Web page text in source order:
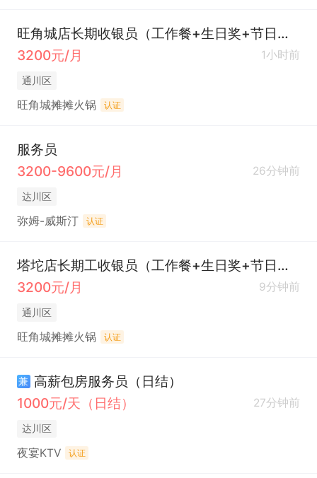
旺角城店长期收银员（工作餐+生日奖+节日福利）
3200元/月
1小时前
通川区
旺角城摊摊火锅 认证
服务员
3200-9600元/月
26分钟前
达川区
弥姆-威斯汀 认证
塔坨店长期工收银员（工作餐+生日奖+节日福利）
3200元/月
9分钟前
通川区
旺角城摊摊火锅 认证
兼 高薪包房服务员（日结）
1000元/天（日结）
27分钟前
达川区
夜宴KTV 认证